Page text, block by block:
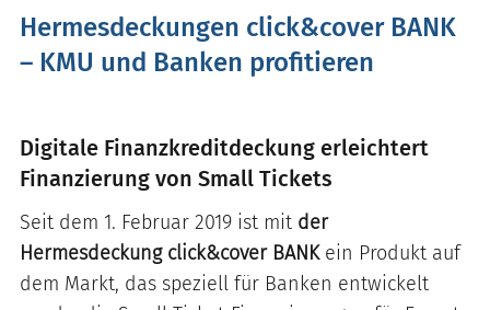
Hermesdeckungen click&cover BANK
– KMU und Banken profitieren
Digitale Finanzkreditdeckung erleichtert
Finanzierung von Small Tickets
Seit dem 1. Februar 2019 ist mit der
Hermesdeckung click&cover BANK ein Produkt auf
dem Markt, das speziell für Banken entwickelt